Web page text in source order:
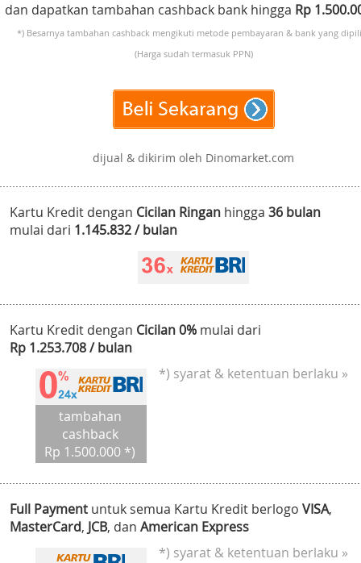
dan dapatkan tambahan cashback bank hingga Rp
*) Besarnya tambahan cashback mengikuti metode pembayaran & bank yang
(Harga sudah termasuk PPN)
dijual & dikirim oleh Dinomarket.com
Kartu Kredit dengan Cicilan Ringan hingga 36 bulan
mulai dari 1.145.832 / bulan
Kartu Kredit dengan Cicilan 0% mulai dari
Rp 1.253.708 / bulan
tambahan
cashback
Rp 1.500.000 *)
*) syarat & ketentuan berlaku »
Full Payment untuk semua Kartu Kredit berlogo VISA,
MasterCard, JCB, dan American Express
*) syarat & ketentuan berlaku »